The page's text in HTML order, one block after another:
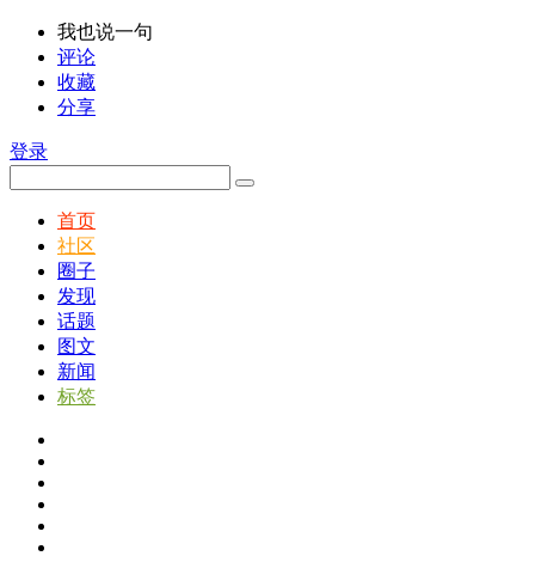
我也说一句
评论
收藏
分享
登录
首页
社区
圈子
发现
话题
图文
新闻
标签